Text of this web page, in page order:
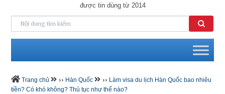
được tin dùng từ 2014
Trang chủ ›› Hàn Quốc ›› Làm visa du lịch Hàn Quốc bao nhiêu
tiền? Có khó không? Thủ tục như thế nào?